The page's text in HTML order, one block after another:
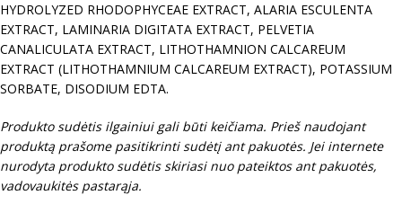
HYDROLYZED RHODOPHYCEAE EXTRACT, ALARIA ESCULENTA
EXTRACT, LAMINARIA DIGITATA EXTRACT, PELVETIA
CANALICULATA EXTRACT, LITHOTHAMNION CALCAREUM
EXTRACT (LITHOTHAMNIUM CALCAREUM EXTRACT), POTASSIUM
SORBATE, DISODIUM EDTA.
Produkto sudėtis ilgainiui gali būti keičiama. Prieš naudojant
produktą prašome pasitikrinti sudėtį ant pakuotės. Jei internete
nurodyta produkto sudėtis skiriasi nuo pateiktos ant pakuotės,
vadovaukitės pastarąja.